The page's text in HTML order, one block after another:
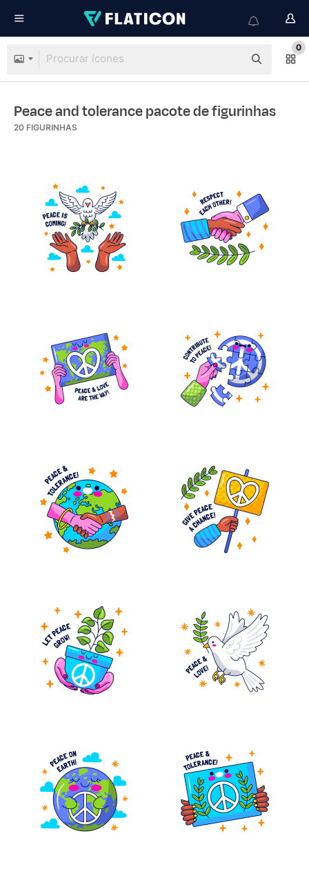
0
Peace and tolerance pacote de figurinhas
20 FIGURINHAS